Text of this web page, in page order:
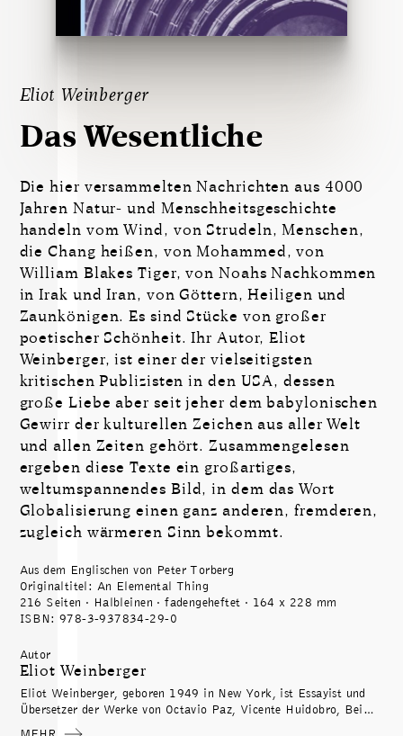
Eliot Weinberger
Das Wesentliche
Die hier versammelten Nachrichten aus 4000
Jahren Natur- und Menschheitsgeschichte
handeln vom Wind, von Strudeln, Menschen,
die Chang heißen, von Mohammed, von
William Blakes Tiger, von Noahs Nachkommen
in Irak und Iran, von Göttern, Heiligen und
Zaunkönigen. Es sind Stücke von großer
poetischer Schönheit. Ihr Autor, Eliot
Weinberger, ist einer der vielseitigsten
kritischen Publizisten in den USA, dessen
große Liebe aber seit jeher dem babylonischen
Gewirr der kulturellen Zeichen aus aller Welt
und allen Zeiten gehört. Zusammengelesen
ergeben diese Texte ein großartiges,
weltumspannendes Bild, in dem das Wort
Globalisierung einen ganz anderen, fremderen,
zugleich wärmeren Sinn bekommt.
Aus dem Englischen von Peter Torberg
Originaltitel: An Elemental Thing
216 Seiten · Halbleinen · fadengeheftet · 164 x 228 mm
ISBN: 978-3-937834-29-0
Autor
Eliot Weinberger
Eliot Weinberger, geboren 1949 in New York, ist Essayist und
Übersetzer der Werke von Octavio Paz, Vicente Huidobro, Bei
Dao und anderen. Für seine Edition der »Selected Non Fictions«